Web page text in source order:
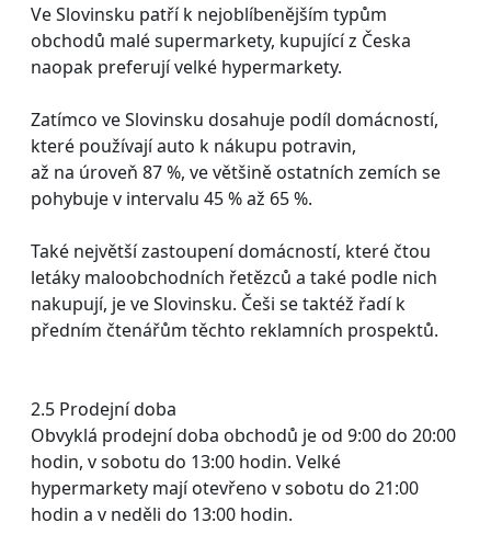
Ve Slovinsku patří k nejoblíbenějším typům
obchodů malé supermarkety, kupující z Česka
naopak preferují velké hypermarkety.
Zatímco ve Slovinsku dosahuje podíl domácností,
které používají auto k nákupu potravin,
až na úroveň 87 %, ve většině ostatních zemích se
pohybuje v intervalu 45 % až 65 %.
Také největší zastoupení domácností, které čtou
letáky maloobchodních řetězců a také podle nich
nakupují, je ve Slovinsku. Češi se taktéž řadí k
předním čtenářům těchto reklamních prospektů.
2.5 Prodejní doba
Obvyklá prodejní doba obchodů je od 9:00 do 20:00
hodin, v sobotu do 13:00 hodin. Velké
hypermarkety mají otevřeno v sobotu do 21:00
hodin a v neděli do 13:00 hodin.